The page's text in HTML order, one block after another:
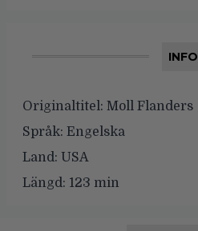
INFO
Originaltitel: Moll Flanders
Språk: Engelska
Land: USA
Längd: 123 min